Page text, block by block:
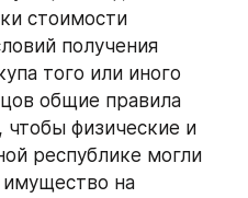
стоимости
получения
того или иного
общие правила
физические и
республике могли
имущество на